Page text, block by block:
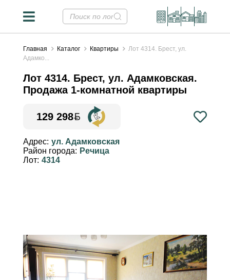
Главная Каталог Квартиры
Лот 4314. Брест, ул.
Адамко...
Лот 4314. Брест, ул. Адамковская.
Продажа 1-комнатной квартиры
129 298
Конвертер валют ✕
Курсы НБРБ на 07.08.2026
рассчитана на основе
официальных курсов НБ РБ
на текущую дату и
предоставлена справочно
для удобства восприятия
цен, в том числе
иностранными гражданами.
Адрес: ул. Адамковская
Район города: Речица
Лот: 4314